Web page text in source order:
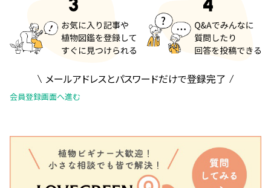
メールアドレスとパスワードだけで登録完了
会員登録画面へ進む